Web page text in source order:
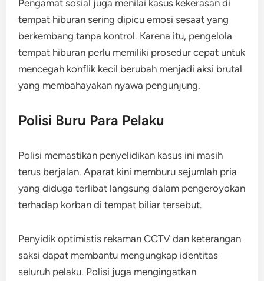
Pengamat sosial juga menilai kasus kekerasan di
tempat hiburan sering dipicu emosi sesaat yang
berkembang tanpa kontrol. Karena itu, pengelola
tempat hiburan perlu memiliki prosedur cepat untuk
mencegah konflik kecil berubah menjadi aksi brutal
yang membahayakan nyawa pengunjung.
Polisi Buru Para Pelaku
Polisi memastikan penyelidikan kasus ini masih
terus berjalan. Aparat kini memburu sejumlah pria
yang diduga terlibat langsung dalam pengeroyokan
terhadap korban di tempat biliar tersebut.
Penyidik optimistis rekaman CCTV dan keterangan
saksi dapat membantu mengungkap identitas
seluruh pelaku. Polisi juga mengingatkan